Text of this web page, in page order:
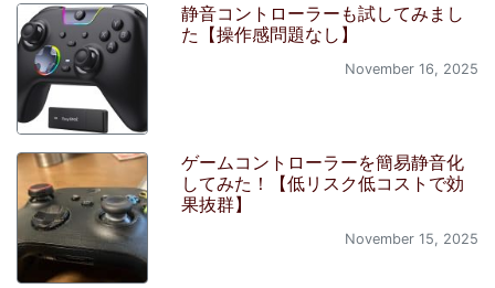
静音コントローラーも試してみまし
た【操作感問題なし】
November 16, 2025
ゲームコントローラーを簡易静音化
してみた！【低リスク低コストで効
果抜群】
November 15, 2025